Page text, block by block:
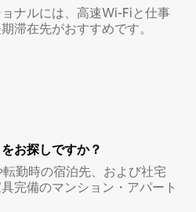
ナルには、高速Wi-Fiと仕事
滞在先がおすすめです。
お探しですか？
勤時の宿泊先、および社宅
完備のマンション・アパート